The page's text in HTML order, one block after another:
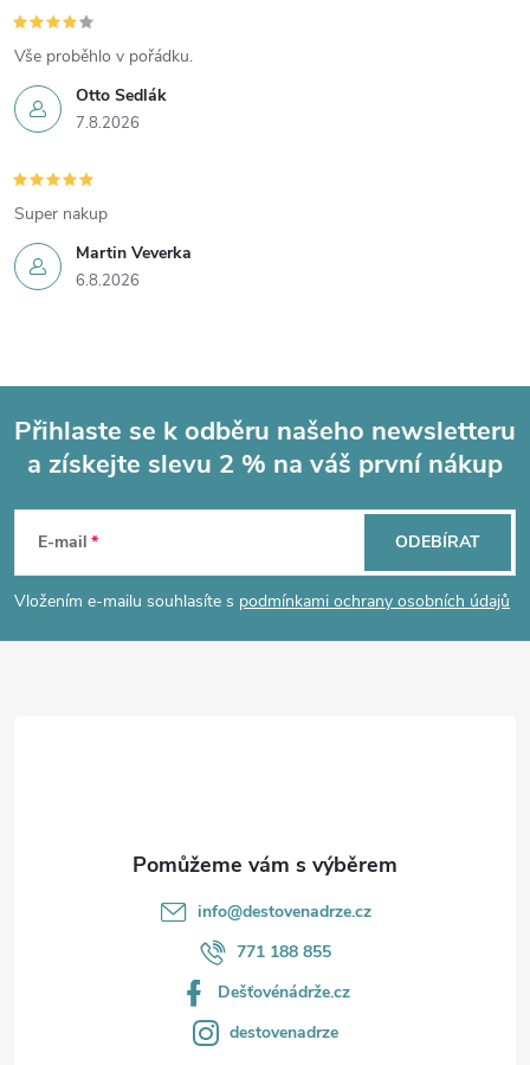
Otto Sedlák
7.8.2026
Vše proběhlo v pořádku.
Martin Veverka
6.8.2026
Super nakup
p
Přihlaste se k odběru našeho newsletteru
a získejte slevu 2 % na váš první nákup
E-mail
Vložením e-mailu souhlasíte s podmínkami ochrany osobních údajů
ODEBÍRAT
info@destovenadrze.cz
771 188 855
Dešťovénádrže.cz
destovenadrze